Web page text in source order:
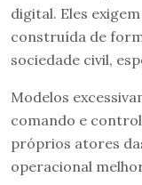
digital. Eles
construída de
sociedade civil,
Modelos
comando e
próprios atores
operacional